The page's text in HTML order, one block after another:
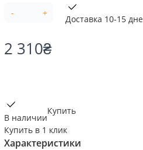
-
+
Доставка 10-15
2 310₴
В наличии
Купить
Купить в 1 клик
Характеристики